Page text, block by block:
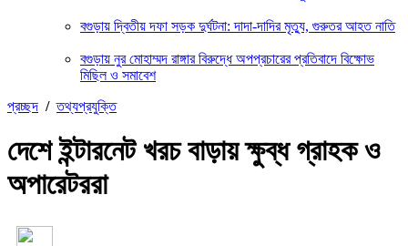
বগুড়ায় দ্বিতীয় দফা সড়ক দুর্ঘটনা: দাদা-দাদির মৃত্যু, গুরুতর আহত নাতি
বগুড়ায় নুর মোহাম্মদ রাঙ্গার বিরুদ্ধে অপপ্রচারের প্রতিবাদে বিক্ষোভ
মিছিল ও সমাবেশ
প্রচ্ছদ /তথ্যপ্রযুক্তি
দেশে ইন্টারনেট খরচ বাড়ায় ক্ষুব্ধ গ্রাহক ও
অপারেটররা